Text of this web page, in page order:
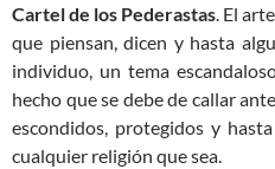
Cartel de los Pederastas. El
que piensan, dicen y hasta
individuo, un tema
hecho que se debe de callar
escondidos, protegidos y
cualquier religión que sea.